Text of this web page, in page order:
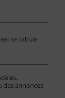
se calcule
des annonces